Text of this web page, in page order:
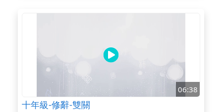
06:38
十年級-修辭-雙關